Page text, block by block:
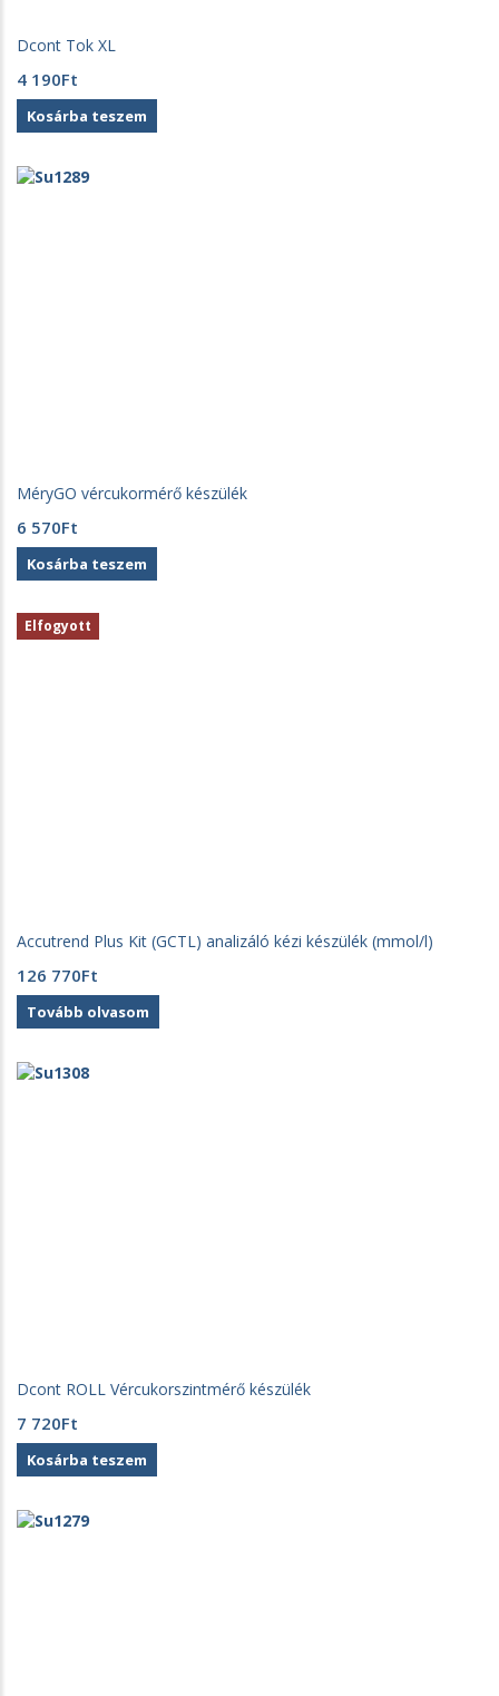
Dcont Tok XL
4 190Ft
Kosárba teszem
MéryGO vércukormérő készülék
6 570Ft
Kosárba teszem
Elfogyott
Accutrend Plus Kit (GCTL) analizáló kézi készülék (mmol/l)
126 770Ft
Tovább olvasom
Dcont ROLL Vércukorszintmérő készülék
7 720Ft
Kosárba teszem